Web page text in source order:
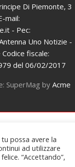
Di Piemonte, 3
mail:
- Pec:
Uno Notizie -
fiscale:
del 06/02/2017
SuperMag byAcme
possa avere la
ad utilizzare
“Accettando”,